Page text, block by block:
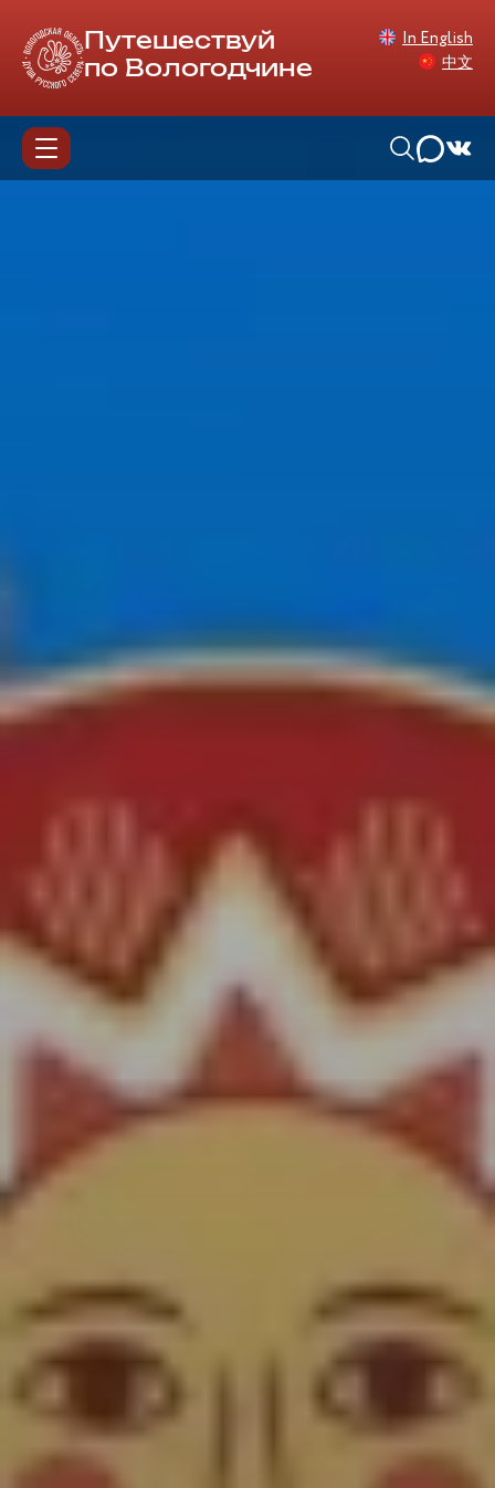
Путешествуй
по Вологодчине
In English
中文